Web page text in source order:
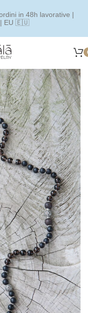
in 48h lavorative |
| EU 🇪🇺